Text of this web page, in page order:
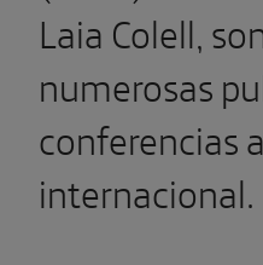
Laia Colell,
numerosas
conferencias
internacional.